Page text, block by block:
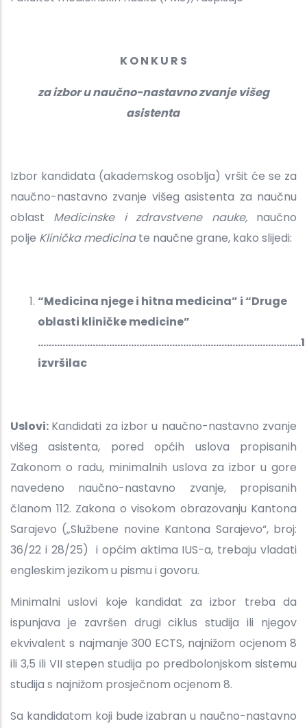
K O N K U R S
za izbor u naučno-nastavno zvanje višeg
asistenta
Izbor kandidata (akademskog osoblja) vršit će se za
naučno-nastavno zvanje višeg asistenta za naučnu
oblast Medicinske i zdravstvene nauke, naučno
polje Klinička medicinate naučne grane, kako slijedi:
“Medicina njege i hitna medicina” i “Druge
oblasti kliničke medicine”
................................................................................................1
izvršilac
Uslovi: Kandidati za izbor u naučno-nastavno zvanje
višeg asistenta, pored općih uslova propisanih
Zakonom o radu, minimalnih uslova za izbor u gore
navedeno naučno-nastavno zvanje, propisanih
članom 112. Zakona o visokom obrazovanju Kantona
Sarajevo („Službene novine Kantona Sarajevo“, broj:
36/22 i 28/25) i općim aktima IUS-a, trebaju vladati
engleskim jezikom u pismu i govoru.
Minimalni uslovi koje kandidat za izbor treba da
ispunjava je završen drugi ciklus studija ili njegov
ekvivalent s najmanje 300 ECTS, najnižom ocjenom 8
ili 3,5 ili VII stepen studija po predbolonjskom sistemu
studija s najnižom prosječnom ocjenom 8.
Sa kandidatom koji bude izabran u naučno-nastavno